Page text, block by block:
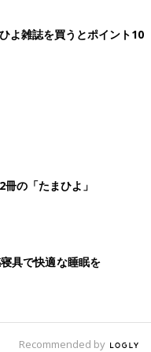
よ雑誌を買うとポイント10
の「たまひよ」
具で快適な睡眠を
Recommended by